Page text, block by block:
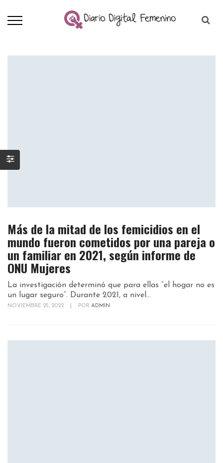
Más de la mitad de los femicidios en el
mundo fueron cometidos por una pareja o
un familiar en 2021, según informe de
ONU Mujeres
La investigación determinó que para ellas “el hogar no es
un lugar seguro”. Durante 2021, a nivel...
NOVIEMBRE 25, 2022 POR ADMIN